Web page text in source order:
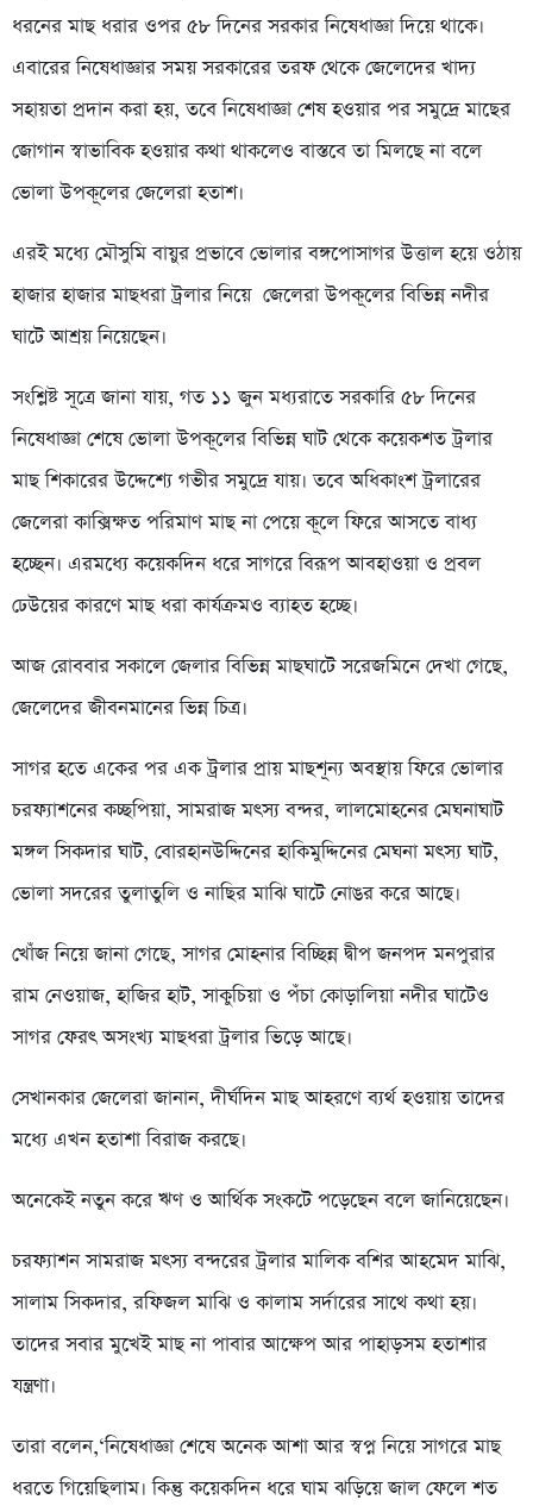
ধরনের মাছ ধরার ওপর ৫৮ দিনের সরকার নিষেধাজ্ঞা দিয়ে থাকে।
এবারের নিষেধাজ্ঞার সময় সরকারের তরফ থেকে জেলেদের খাদ্য
সহায়তা প্রদান করা হয়, তবে নিষেধাজ্ঞা শেষ হওয়ার পর সমুদ্রে মাছের
জোগান স্বাভাবিক হওয়ার কথা থাকলেও বাস্তবে তা মিলছে না বলে
ভোলা উপকূলের জেলেরা হতাশ।
এরই মধ্যে মৌসুমি বায়ুর প্রভাবে ভোলার বঙ্গপোসাগর উত্তাল হয়ে ওঠায়
হাজার হাজার মাছধরা ট্রলার নিয়ে জেলেরা উপকূলের বিভিন্ন নদীর
ঘাটে আশ্রয় নিয়েছেন।
সংশ্লিষ্ট সূত্রে জানা যায়, গত ১১ জুন মধ্যরাতে সরকারি ৫৮ দিনের
নিষেধাজ্ঞা শেষে ভোলা উপকূলের বিভিন্ন ঘাট থেকে কয়েকশত ট্রলার
মাছ শিকারের উদ্দেশ্যে গভীর সমুদ্রে যায়। তবে অধিকাংশ ট্রলারের
জেলেরা কাক্সিক্ষত পরিমাণ মাছ না পেয়ে কূলে ফিরে আসতে বাধ্য
হচ্ছেন। এরমধ্যে কয়েকদিন ধরে সাগরে বিরূপ আবহাওয়া ও প্রবল
ঢেউয়ের কারণে মাছ ধরা কার্যক্রমও ব্যাহত হচ্ছে।
আজ রোববার সকালে জেলার বিভিন্ন মাছঘাটে সরেজমিনে দেখা গেছে,
জেলেদের জীবনমানের ভিন্ন চিত্র।
সাগর হতে একের পর এক ট্রলার প্রায় মাছশূন্য অবস্থায় ফিরে ভোলার
চরফ্যাশনের কচ্ছপিয়া, সামরাজ মৎস্য বন্দর, লালমোহনের মেঘনাঘাট
মঙ্গল সিকদার ঘাট, বোরহানউদ্দিনের হাকিমুদ্দিনের মেঘনা মৎস্য ঘাট,
ভোলা সদরের তুলাতুলি ও নাছির মাঝি ঘাটে নোঙর করে আছে।
খোঁজ নিয়ে জানা গেছে, সাগর মোহনার বিচ্ছিন্ন দ্বীপ জনপদ মনপুরার
রাম নেওয়াজ, হাজির হাট, সাকুচিয়া ও পঁচা কোড়ালিয়া নদীর ঘাটেও
সাগর ফেরৎ অসংখ্য মাছধরা ট্রলার ভিড়ে আছে।
সেখানকার জেলেরা জানান, দীর্ঘদিন মাছ আহরণে ব্যর্থ হওয়ায় তাদের
মধ্যে এখন হতাশা বিরাজ করছে।
অনেকেই নতুন করে ঋণ ও আর্থিক সংকটে পড়েছেন বলে জানিয়েছেন।
চরফ্যাশন সামরাজ মৎস্য বন্দরের ট্রলার মালিক বশির আহমেদ মাঝি,
সালাম সিকদার, রফিজল মাঝি ও কালাম সর্দারের সাথে কথা হয়।
তাদের সবার মুখেই মাছ না পাবার আক্ষেপ আর পাহাড়সম হতাশার
যন্ত্রণা।
তারা বলেন,‘নিষেধাজ্ঞা শেষে অনেক আশা আর স্বপ্ন নিয়ে সাগরে মাছ
ধরতে গিয়েছিলাম। কিন্তু কয়েকদিন ধরে ঘাম ঝড়িয়ে জাল ফেলে শত